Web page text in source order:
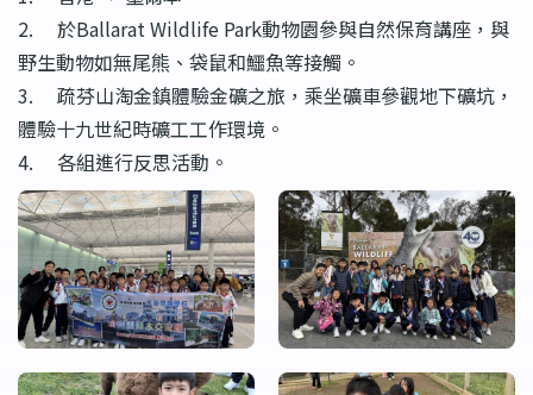
2. 於Ballarat Wildlife Park動物園參與自然保育講座，與
野生動物如無尾熊、袋鼠和鱷魚等接觸。
3. 疏芬山淘金鎮體驗金礦之旅，乘坐礦車參觀地下礦坑，
體驗十九世紀時礦工工作環境。
4. 各組進行反思活動。